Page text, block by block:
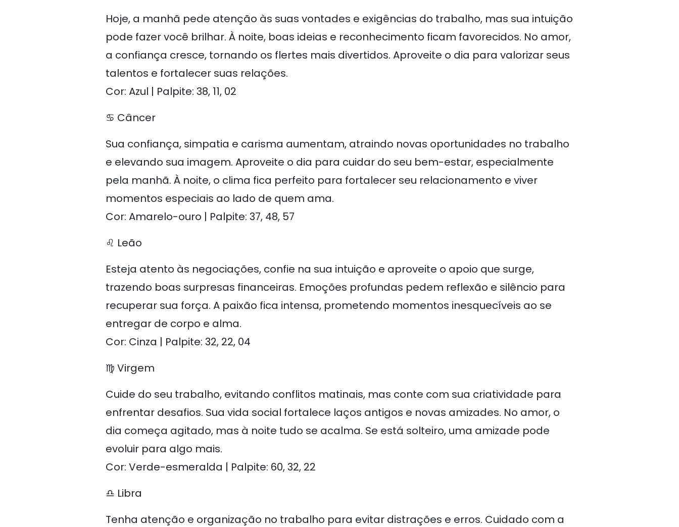
Hoje, a manhã pede atenção às suas vontades e exigências do trabalho, mas sua intuição
pode fazer você brilhar. À noite, boas ideias e reconhecimento ficam favorecidos. No amor,
a confiança cresce, tornando os flertes mais divertidos. Aproveite o dia para valorizar seus
talentos e fortalecer suas relações.
Cor: Azul | Palpite: 38, 11, 02
♋ Câncer
Sua confiança, simpatia e carisma aumentam, atraindo novas oportunidades no trabalho
e elevando sua imagem. Aproveite o dia para cuidar do seu bem-estar, especialmente
pela manhã. À noite, o clima fica perfeito para fortalecer seu relacionamento e viver
momentos especiais ao lado de quem ama.
Cor: Amarelo-ouro | Palpite: 37, 48, 57
♌ Leão
Esteja atento às negociações, confie na sua intuição e aproveite o apoio que surge,
trazendo boas surpresas financeiras. Emoções profundas pedem reflexão e silêncio para
recuperar sua força. A paixão fica intensa, prometendo momentos inesquecíveis ao se
entregar de corpo e alma.
Cor: Cinza | Palpite: 32, 22, 04
♍ Virgem
Cuide do seu trabalho, evitando conflitos matinais, mas conte com sua criatividade para
enfrentar desafios. Sua vida social fortalece laços antigos e novas amizades. No amor, o
dia começa agitado, mas à noite tudo se acalma. Se está solteiro, uma amizade pode
evoluir para algo mais.
Cor: Verde-esmeralda | Palpite: 60, 32, 22
♎ Libra
Tenha atenção e organização no trabalho para evitar distrações e erros. Cuidado com a